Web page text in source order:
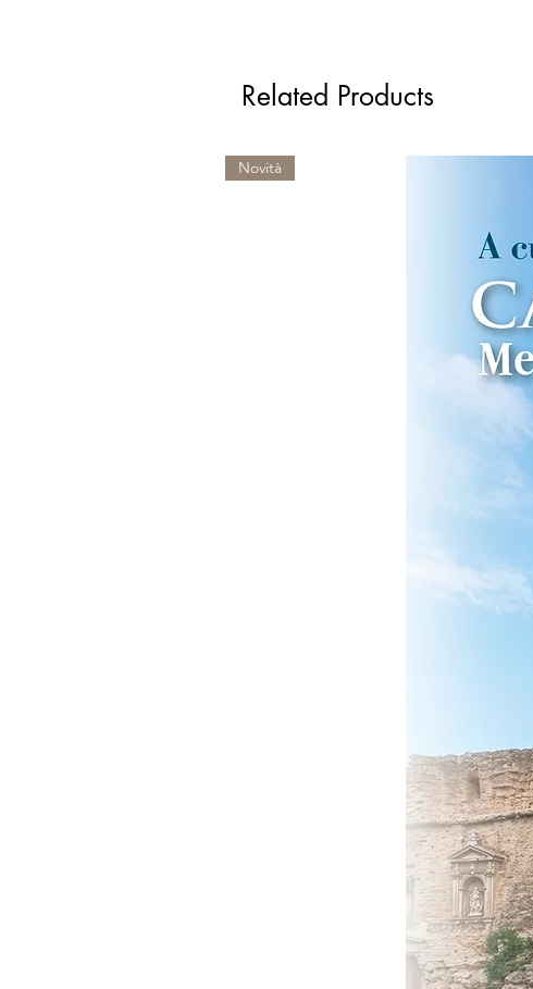
Related Products
Novità